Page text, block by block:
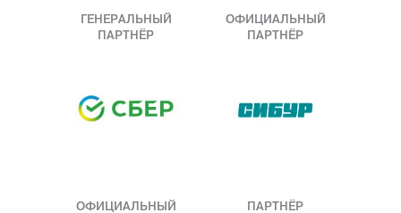
ГЕНЕРАЛЬНЫЙ
ПАРТНЁР
ОФИЦИАЛЬНЫЙ
ПАРТНЁР
ОФИЦИАЛЬНЫЙ ПАРТНЁР